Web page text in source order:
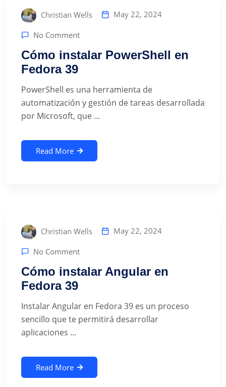
Christian Wells May 22, 2024
No Comment
Cómo instalar PowerShell en
Fedora 39
PowerShell es una herramienta de
automatización y gestión de tareas desarrollada
por Microsoft, que ...
Read More
Christian Wells May 22, 2024
No Comment
Cómo instalar Angular en
Fedora 39
Instalar Angular en Fedora 39 es un proceso
sencillo que te permitirá desarrollar
aplicaciones ...
Read More